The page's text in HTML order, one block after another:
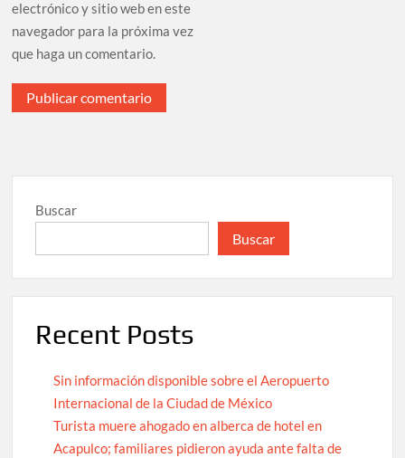
electrónico y sitio web en este
navegador para la próxima vez
que haga un comentario.
Buscar
Buscar
Recent Posts
Sin información disponible sobre el Aeropuerto
Internacional de la Ciudad de México
Turista muere ahogado en alberca de hotel en
Acapulco; familiares pidieron ayuda ante falta de